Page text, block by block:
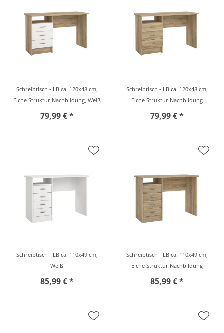
Schreibtisch - LB ca. 120x48 cm,
Eiche Struktur Nachbildung, Weiß
79,99 € *
Schreibtisch - LB ca. 120x48 cm,
Eiche Struktur Nachbildung
79,99 € *
Schreibtisch - LB ca. 110x49 cm,
Weiß
85,99 € *
Schreibtisch - LB ca. 110x49 cm,
Eiche Struktur Nachbildung
85,99 € *